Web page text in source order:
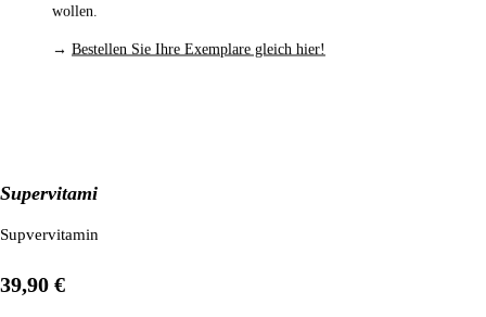
Supervitamin C forte
Supvervitamin C forte ist hochdosiert und zudem angereichert mit
39,90 €
wollen.
→ Bestellen Sie Ihre Exemplare gleich hier!